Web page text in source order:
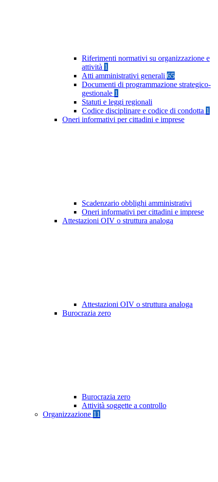
Riferimenti normativi su organizzazione e
attività 1
Atti amministrativi generali 65
Documenti di programmazione strategico-
gestionale 1
Statuti e leggi regionali
Codice disciplinare e codice di condotta 1
Oneri informativi per cittadini e imprese
Scadenzario obblighi amministrativi
Oneri informativi per cittadini e imprese
Attestazioni OIV o struttura analoga
Attestazioni OIV o struttura analoga
Burocrazia zero
Burocrazia zero
Attività soggette a controllo
Organizzazione 11